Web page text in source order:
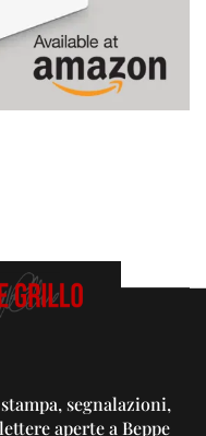
segnalazioni,
aperte a Beppe